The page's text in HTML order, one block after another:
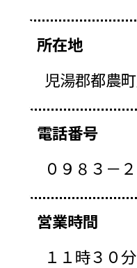
所在地
児湯郡都農
電話番号
０９８３－
営業時間
１１時３０